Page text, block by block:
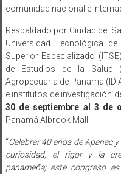
comunidad nacional e
Respaldado por Ciudad del
Universidad Tecnológica
Superior Especializado
de Estudios de la Salud
Agropecuaria de Panamá
e institutos de investigación
30 de septiembre al 3 de
Panamá Albrook Mall.
“Celebrar 40 años de Apanac
curiosidad, el rigor y la
panameña; este congreso